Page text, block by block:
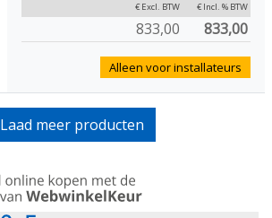
€ Excl. BTW € Incl. % BTW
833,00 833,00
Alleen voor installateurs
Laad meer producten